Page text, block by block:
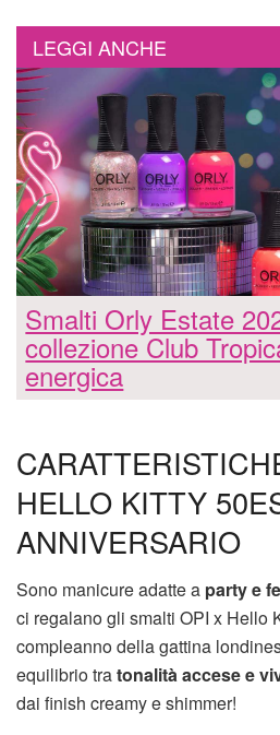
LEGGI ANCHE
Smalti Orly Estate
collezione Club
energica
HELLO KITTY
ANNIVERSARIO
Sono manicure adatte a party e
ci regalano gli smalti OPI x Hello
compleanno della gattina
equilibrio tratonalità accese e
dai finish creamy e shimmer!